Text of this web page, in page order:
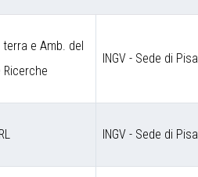
terra e Amb. del
Ricerche
INGV - Sede di Pisa
INGV - Sede di Pisa